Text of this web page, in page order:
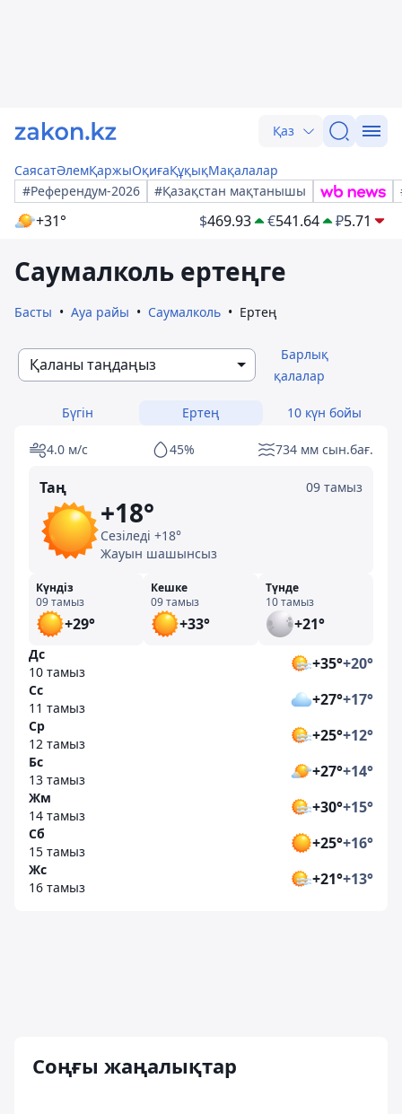
Қаз
СаясатӘлемҚаржыОқиғаҚұқықМақалалар
#Референдум-2026
#Қазақстан мақтанышы
+31° $469.93 €541.64 ₽5.71
Саумалколь ертеңге
Басты Ауа райы Саумалколь Ертең
Қаланы таңдаңыз
Барлық
қалалар
Бүгін Ертең 10 күн бойы
4.0 м/с 45% 734 мм сын.бағ.
Таң 09 тамыз
+18°
Сезіледі +18°
Жауын шашынсыз
Күндіз
09 тамыз
+29°
Кешке
09 тамыз
+33°
Түнде
10 тамыз
+21°
Дс
10 тамыз
+35°+20°
Сс
11 тамыз
+27°+17°
Ср
12 тамыз
+25°+12°
Бс
13 тамыз
+27°+14°
Жм
14 тамыз
+30°+15°
Сб
15 тамыз
+25°+16°
Жс
16 тамыз
+21°+13°
Соңғы жаңалықтар